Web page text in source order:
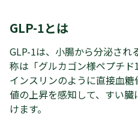
GLP-1とは
GLP-1は、小腸から分泌され
称は「グルカゴン様ペプチ
インスリンのように直接血
値の上昇を感知して、すい
けます。